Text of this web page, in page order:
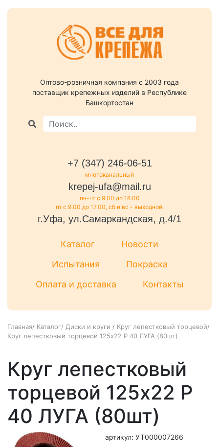
Оптово-розничная компания c 2003 года
поставщик крепежных изделий в Республике
Башкортостан
+7 (347) 246-06-51
многоканальный
krepej-ufa@mail.ru
пн-чт с 9.00 до 18.00
пт с 9.00 до 17.00, сб и вс - выходной.
г.Уфа, ул.Самаркандская, д.4/1
Каталог
Новости
Испытания
Покраска
Оплата и доставка
Контакты
Главная/ Каталог/ Диски и круги / Круг лепестковый торцевой/
Круг лепестковый торцевой 125х22 P 40 ЛУГА (80шт)
Круг лепестковый
торцевой 125х22 P
40 ЛУГА (80шт)
артикул: УТ000007266